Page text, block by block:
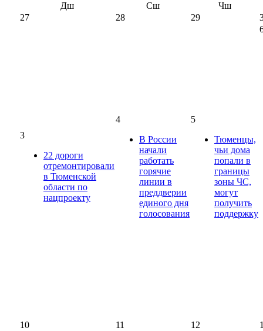
Дш
Сш
Чш
27
28 29
3
22 дороги
отремонтировали
в Тюменской
области по
нацпроекту
4
В России
начали
работать
горячие
линии в
преддверии
единого дня
голосования
5
Тюменцы,
чьи дома
попали в
границы
зоны ЧС,
могут
получить
поддержку
10 11 12